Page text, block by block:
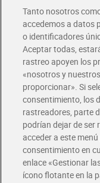
Envío gratis por
Envío estandar por
Glovo y Uber Eats
Solicita tu factura de
Únete al CLUB Dia
Disfruta las ventajas
Descárgate la APP Dia
Folletos y Tiendas
Tanto nosotros
accedemos a datos
o identificadores
Aceptar todas,
rastreo apoyen los
«nosotros y
proporcionar». Si
consentimiento, los
rastreadores, parte
podrían dejar de ser
acceder a este
consentimiento en
enlace «Gestionar
ícono flotante en la